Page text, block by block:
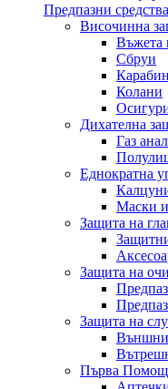
Предпазни средства
Височинна
Въжета
Сбруи
Колани
Дихателна
Газ
Еднократна
Маски
Защита на
Защита на
Защита на
Първа Помощ